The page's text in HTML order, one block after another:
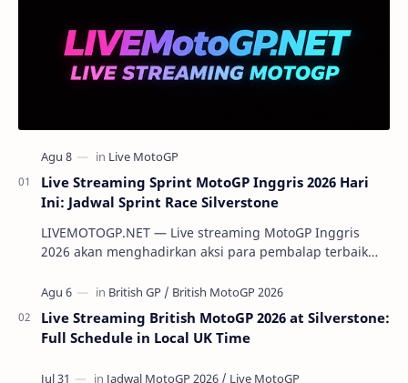
Live Streaming Sprint MotoGP Inggris 2026 Hari
Ini: Jadwal Sprint Race Silverstone
LIVEMOTOGP.NET — Live streaming MotoGP Inggris
2026 akan menghadirkan aksi para pembalap terbaik
Live Streaming British MotoGP 2026 at Silverstone:
Full Schedule in Local UK Time